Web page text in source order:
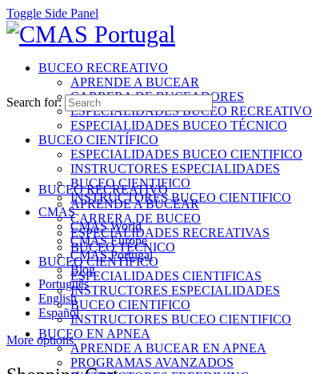
Toggle Side Panel
BUCEO RECREATIVO
APRENDE A BUCEAR
CARRERA DE BUCEADORES
ESPECIALIDADES BUCEO RECREATIVO
ESPECIALIDADES BUCEO TÉCNICO
BUCEO CIENTÍFICO
ESPECIALIDADES BUCEO CIENTIFICO
INSTRUCTORES ESPECIALIDADES
BUCEO CIENTIFICO
INSTRUCTORES BUCEO CIENTIFICO
CMAS
CMAS World
CMAS Europe
CMAS Portugal
Blog
Português
English
Español
More options
Search for:
BUCEO RECREATIVO
APRENDE A BUCEAR
CARRERA DE BUCEO
ESPECIALIDADES RECREATIVAS
BUCEO TÉCNICO
BUCEO CIENTÍFICO
ESPECIALIDADES CIENTIFICAS
INSTRUCTORES ESPECIALIDADES
BUCEO CIENTIFICO
INSTRUCTORES BUCEO CIENTIFICO
BUCEO EN APNEA
APRENDE A BUCEAR EN APNEA
PROGRAMAS AVANZADOS